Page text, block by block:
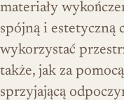
materiały
spójną i estetyczną
wykorzystać
także, jak za
sprzyjającą